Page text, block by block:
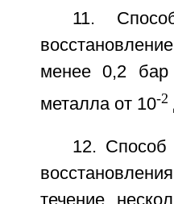
11.
менее 0,2 бар
металла от 10-2
12. Способ